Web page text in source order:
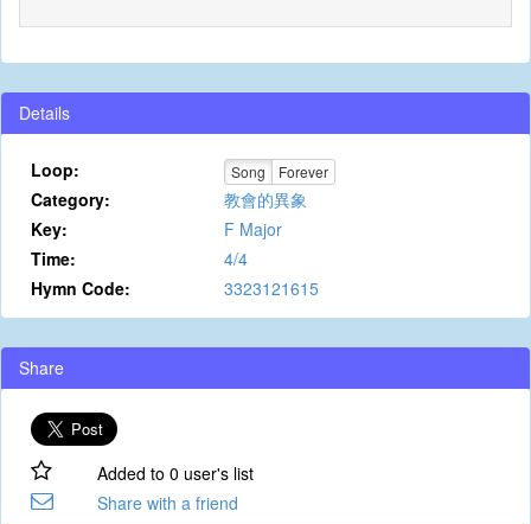
Details
Loop: Song Forever
Category:
教會的異象
Key:
F Major
Time:
4/4
Hymn Code:
3323121615
Share
Added to 0 user's list
Share with a friend